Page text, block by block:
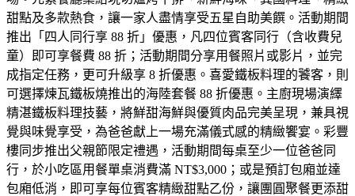
甜點及多款熱食，讓一家人盡情享受五星自助美饌。活動期間
推出「四人同行享 88 折」優惠，凡四位賓客同行（含收費兒
童）即可享餐費 88 折；活動期間分享用餐照片或影片，並完
成指定任務，更可升級享 8 折優惠。喜愛鐵板料理的饕客，則
可選擇煉瓦鐵板燒推出的海陸套餐 88 折優惠。主廚現場演繹
精湛鐵板料理技藝，將鮮甜海鮮與優質肉品完美呈現，兼具視
覺與味覺享受，為爸爸獻上一場充滿儀式感的精緻饗宴。彩豐
樓同步推出父親節限定禮遇，活動期間每桌至少一位爸爸同
行，於小吃區用餐單桌消費滿 NT$3,000；或是預訂包廂並達
包廂低消，即可享每位賓客精緻甜點乙份，讓團圓聚餐更添甜